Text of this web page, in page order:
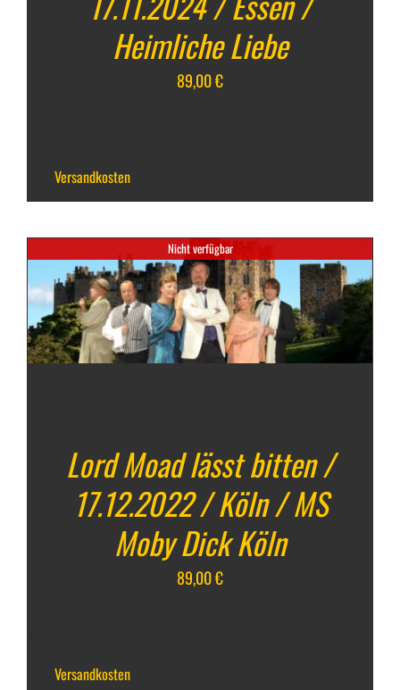
Heimliche Liebe
89,00€
Versandkosten
Nicht verfügbar
Lord Moad lässt bitten /
17.12.2022 / Köln / MS
Moby Dick Köln
89,00€
Versandkosten